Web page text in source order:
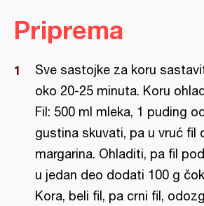
Priprema
Sve sastojke za koru
oko 20-25 minuta. Koru
Fil: 500 ml mleka, 1 puding
gustina skuvati, pa u vruć fil
margarina. Ohladiti, pa fil
u jedan deo dodati 100 g
Kora, beli fil, pa crni fil,